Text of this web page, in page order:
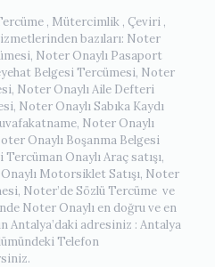
, Mütercimlik , Çeviri ,
bazıları: Noter
Noter Onaylı Pasaport
Belgesi Tercümesi, Noter
Noter Onaylı Aile Defteri
Noter Onaylı Sabıka Kaydı
Noter Onaylı
Onaylı Boşanma Belgesi
Onaylı Araç satışı,
Motorsiklet Satışı, Noter
Noter’de Sözlü Tercüme ve
Noter Onaylı en doğru ve en
Antalya’daki adresiniz : Antalya
Telefon